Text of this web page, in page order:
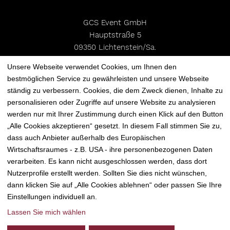
GCS Event GmbH
Hauptstraße 5
09350 Lichtenstein/Sa.
+49 37204 58199 0
F +49 37204 58199 18
M info@polster-catering.de
Direktanfrage
Unsere Webseite verwendet Cookies, um Ihnen den
bestmöglichen Service zu gewährleisten und unsere Webseite
ständig zu verbessern. Cookies, die dem Zweck dienen, Inhalte zu
personalisieren oder Zugriffe auf unsere Website zu analysieren
werden nur mit Ihrer Zustimmung durch einen Klick auf den Button
„Alle Cookies akzeptieren“ gesetzt. In diesem Fall stimmen Sie zu,
dass auch Anbieter außerhalb des Europäischen
Wirtschaftsraumes - z.B. USA - ihre personenbezogenen Daten
verarbeiten. Es kann nicht ausgeschlossen werden, dass dort
Nutzerprofile erstellt werden. Sollten Sie dies nicht wünschen,
dann klicken Sie auf „Alle Cookies ablehnen“ oder passen Sie Ihre
Einstellungen individuell an.
Lassen Sie mich wählen